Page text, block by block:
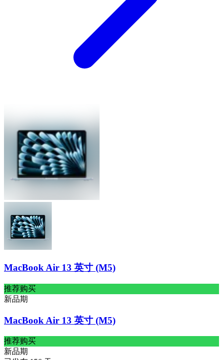
MacBook Air 13 英寸 (M5)
推荐购买
新品期
MacBook Air 13 英寸 (M5)
推荐购买
新品期